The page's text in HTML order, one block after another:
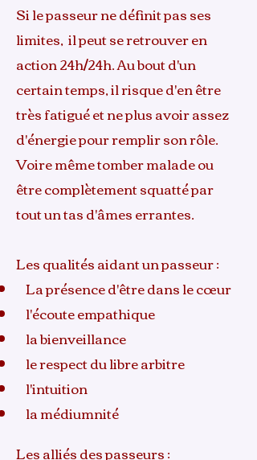
Si le passeur ne définit pas ses
limites, il peut se retrouver en
action 24h/24h. Au bout d'un
certain temps, il risque d'en être
très fatigué et ne plus avoir assez
d'énergie pour remplir son rôle.
Voire même tomber malade ou
être complètement squatté par
tout un tas d'âmes errantes.
Les qualités aidant un passeur :
La présence d'être dans le cœur
l'écoute empathique
la bienveillance
le respect du libre arbitre
l'intuition
la médiumnité
Les alliés des passeurs :